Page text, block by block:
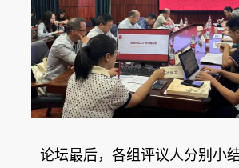
论坛最后，各组评议人分别小